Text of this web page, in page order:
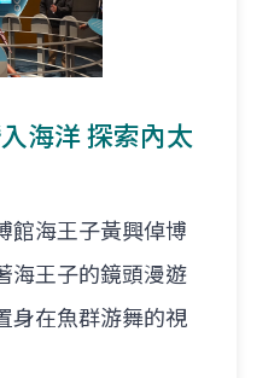
海洋 探索內太
館海王子黃興倬博
海王子的鏡頭漫遊
身在魚群游舞的視